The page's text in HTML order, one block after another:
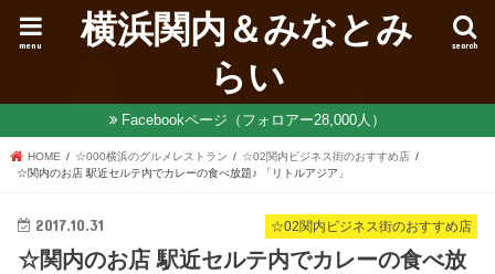
横浜関内＆みなとみ
らい
search
menu
Facebookページ（フォロアー28,000人）
HOME ☆000横浜のグルメレストラン
☆02関内ビジネス街のおすすめ店
☆関内のお店 駅近セルテ内でカレーの食べ放題♪ 「リトルアジア」
☆02関内ビジネス街のおすすめ店
2017.10.31
☆関内のお店 駅近セルテ内でカレーの食べ放